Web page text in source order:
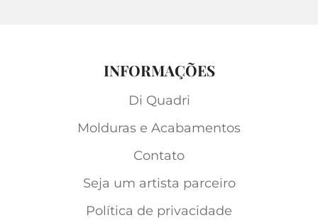
INFORMAÇÕES
Di Quadri
Molduras e Acabamentos
Contato
Seja um artista parceiro
Política de privacidade